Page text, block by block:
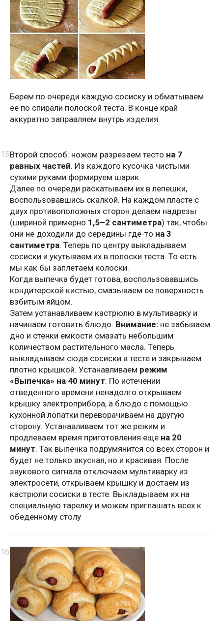
Берем по очереди каждую сосиску и обматываем
ее по спирали полоской теста. В конце край
аккуратно заправляем внутрь изделия.
Второй способ: ножом разрезаем тесто на 7
равных частей. Из каждого кусочка чистыми
сухими руками формируем шарик.
Далее по очереди раскатываем их в лепешки,
воспользовавшись скалкой. На каждом пласте с
двух противоположных сторон делаем надрезы
(шириной примерно 1,5–2 сантиметра) так, чтобы
они не доходили до середины где-то на 3
сантиметра. Теперь по центру выкладываем
сосиски и укутываем их в полоски теста. То есть
мы как бы заплетаем колоски.
Когда выпечка будет готова, воспользовавшись
кондитерской кистью, смазываем ее поверхность
взбитым яйцом.
Затем устанавливаем кастрюлю в мультиварку и
начинаем готовить блюдо. Внимание: не забываем
дно и стенки емкости смазать небольшим
количеством растительного масла. Теперь
выкладываем сюда сосиски в тесте и закрываем
плотно крышкой. Устанавливаем режим
«Выпечка» на 40 минут. По истечении
отведенного времени ненадолго открываем
крышку электроприбора, а блюдо с помощью
кухонной лопатки переворачиваем на другую
сторону. Устанавливаем тот же режим и
продлеваем время приготовления еще на 20
минут. Так выпечка подрумянится со всех сторон и
будет не только вкусная, но и красивая. После
звукового сигнала отключаем мультиварку из
электросети, открываем крышку и достаем из
кастрюли сосиски в тесте. Выкладываем их на
специальную тарелку и можем приглашать всех к
обеденному столу